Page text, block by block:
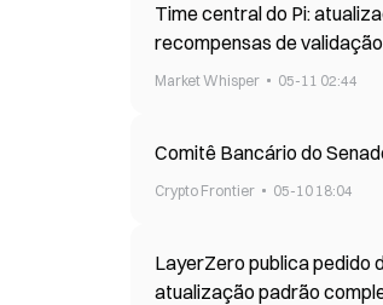
Time central do Pi:
recompensas de validação
Market Whisper 05-11 02:44
Comitê Bancário do
Crypto Frontier 05-10 18:04
LayerZero publica pedido
atualização padrão